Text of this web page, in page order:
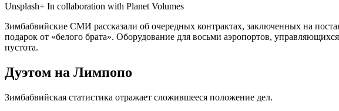
Unsplash+ In collaboration with Planet Volumes
Зимбабвийские СМИ рассказали об очередных контрактах, заключенных на
подарок от «белого брата». Оборудование для восьми аэропортов,
пустота.
Дуэтом на Лимпопо
Зимбабвийская статистика отражает сложившееся положение дел.